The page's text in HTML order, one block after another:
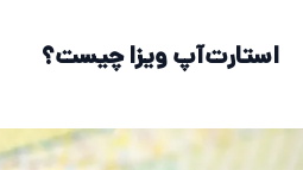
استارت‌آپ ویزا چیست؟